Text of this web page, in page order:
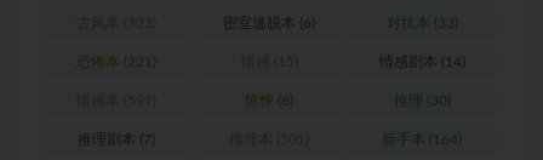
密室逃脱本 (6) 对抗本 (33)
恐怖本 (221) 情感剧本 (14)
惊悚 (8) 推理 (30)
推理剧本 (7) 新手本 (164)